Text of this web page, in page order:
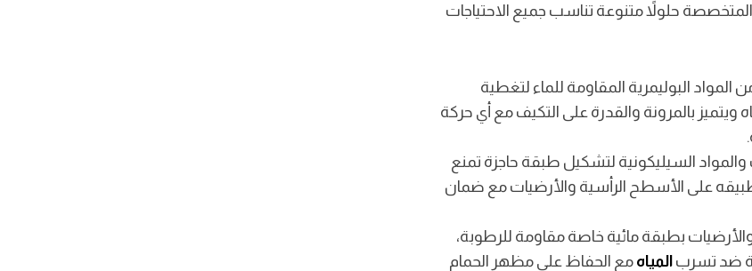
حلولاً متنوعة تناسب جميع الاحتياجات
البوليمرية المقاومة للماء لتغطية
ويتميز بالمرونة والقدرة على التكيف مع أي حركة
والمواد السيليكونية لتشكيل طبقة حاجزة تمنع
على الأسطح الرأسية والأرضيات مع ضمان
بطبقة مائية خاصة مقاومة للرطوبة،
ضد تسرب المياه مع الحفاظ على مظهر الحمام